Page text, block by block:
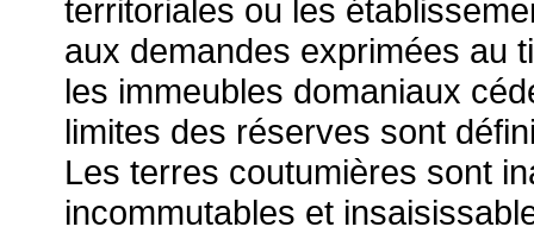
territoriales ou les
aux demandes exprimées au
les immeubles domaniaux
limites des réserves sont
Les terres coutumières sont
incommutables et